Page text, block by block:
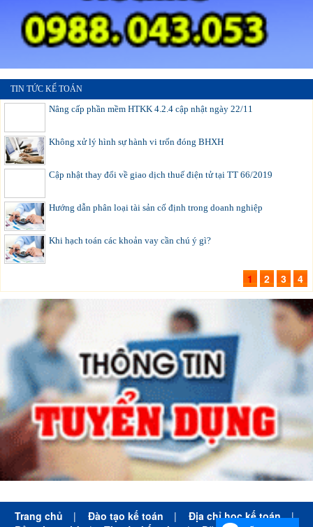
TIN TỨC KẾ TOÁN
Nâng cấp phần mềm HTKK 4.2.4 cập nhật ngày 22/11
Không xử lý hình sự hành vi trốn đóng BHXH
Cập nhật thay đổi về giao dịch thuế điện tử tại TT 66/2019
Hướng dẫn phân loại tài sản cố định trong doanh nghiệp
Khi hạch toán các khoản vay cần chú ý gì?
1 2 3 4
Trang chủ | Đào tạo kế toán | Địa chỉ học kế toán
|